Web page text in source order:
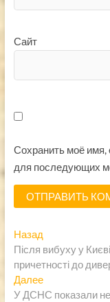
Сайт
Сохранить моё имя,
для последующих
Навигация
по
записям
НазадПредыдущая
запись:
Після вибуху у
причетності до
ДалееСледующая
запись:
У ДСНС показали